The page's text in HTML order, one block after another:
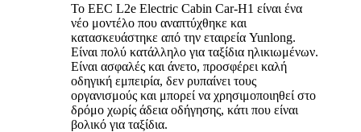
Το EEC L2e Electric Cabin Car-H1 είναι ένα
νέο μοντέλο που αναπτύχθηκε και
κατασκευάστηκε από την εταιρεία Yunlong.
Είναι πολύ κατάλληλο για ταξίδια ηλικιωμένων.
Είναι ασφαλές και άνετο, προσφέρει καλή
οδηγική εμπειρία, δεν ρυπαίνει τους
οργανισμούς και μπορεί να χρησιμοποιηθεί στο
δρόμο χωρίς άδεια οδήγησης, κάτι που είναι
βολικό για ταξίδια.